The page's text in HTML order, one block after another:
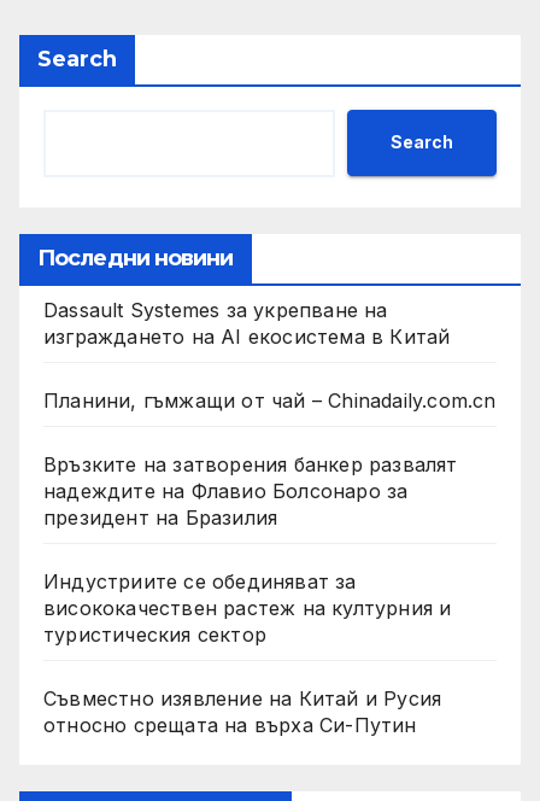
Search
Search
Последни новини
Dassault Systemes за укрепване на
изграждането на AI екосистема в Китай
Планини, гъмжащи от чай – Chinadaily.com.cn
Връзките на затворения банкер развалят
надеждите на Флавио Болсонаро за
президент на Бразилия
Индустриите се обединяват за
висококачествен растеж на културния и
туристическия сектор
Съвместно изявление на Китай и Русия
относно срещата на върха Си-Путин